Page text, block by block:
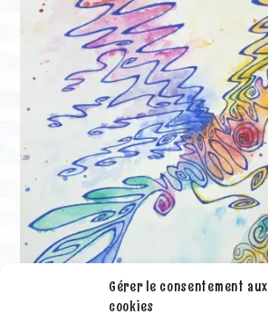
Gérer le consentement aux
cookies